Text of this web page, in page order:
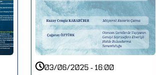
03/06/2025 - 16:00